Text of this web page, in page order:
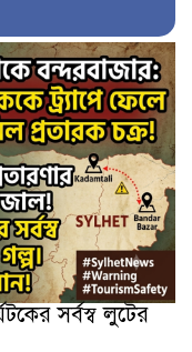
সর্বস্ব লুটের